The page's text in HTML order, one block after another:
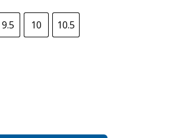
9.5 10 10.5